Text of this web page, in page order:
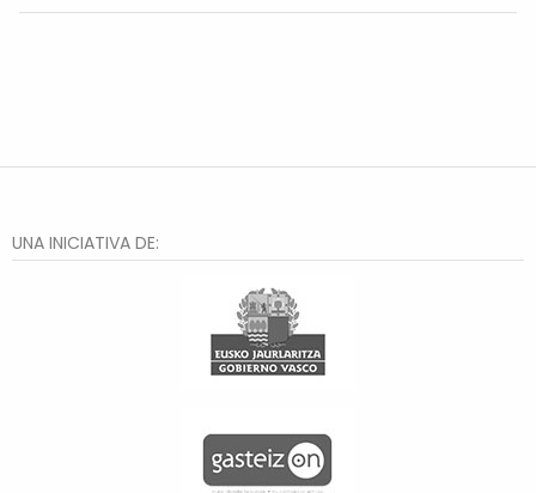
UNA INICIATIVA DE: